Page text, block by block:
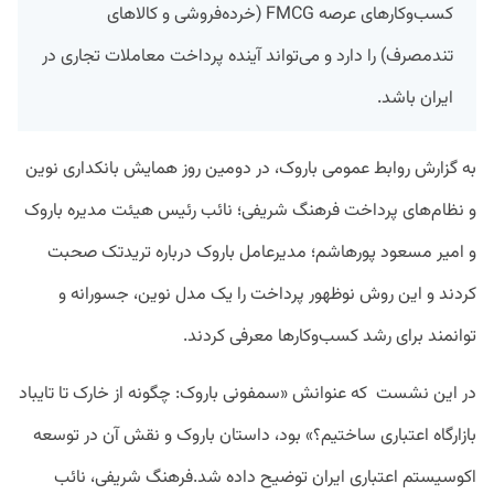
کسب‌وکارهای عرصه FMCG (خرده‌فروشی و کالاهای
تندمصرف) را دارد و می‌تواند آینده پرداخت معاملات تجاری در
ایران باشد.
به گزارش روابط عمومی باروک، در دومین روز همایش بانکداری نوین
و نظام‌های پرداخت فرهنگ شریفی؛ نائب رئیس هیئت مدیره باروک
و امیر مسعود پورهاشم؛ مدیرعامل باروک درباره تریدتک صحبت
کردند و این روش نوظهور پرداخت را یک مدل نوین، جسورانه و
توانمند برای رشد کسب‌وکارها معرفی کردند.
در این نشست که عنوانش «سمفونی باروک: چگونه از خارک تا تایباد
بازارگاه اعتباری ساختیم؟» بود، داستان باروک و نقش آن در توسعه
اکوسیستم اعتباری ایران توضیح داده شد.فرهنگ شریفی، نائب